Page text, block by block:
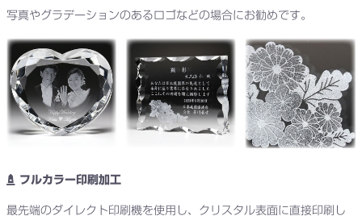
写真やグラデーションのあるロゴなどの場合にお勧めです。
フルカラー印刷加工
最先端のダイレクト印刷機を使用し、クリスタル表面に直接印刷し